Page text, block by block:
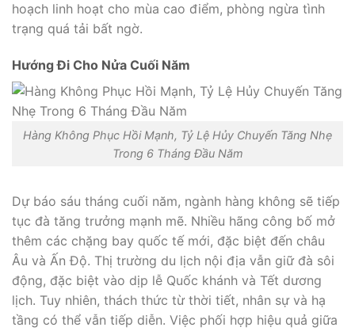
hoạch linh hoạt cho mùa cao điểm, phòng ngừa tình
trạng quá tải bất ngờ.
Hướng Đi Cho Nửa Cuối Năm
Hàng Không Phục Hồi Mạnh, Tỷ Lệ Hủy Chuyến Tăng Nhẹ
Trong 6 Tháng Đầu Năm
Dự báo sáu tháng cuối năm, ngành hàng không sẽ tiếp
tục đà tăng trưởng mạnh mẽ. Nhiều hãng công bố mở
thêm các chặng bay quốc tế mới, đặc biệt đến châu
Âu và Ấn Độ. Thị trường du lịch nội địa vẫn giữ đà sôi
động, đặc biệt vào dịp lễ Quốc khánh và Tết dương
lịch. Tuy nhiên, thách thức từ thời tiết, nhân sự và hạ
tầng có thể vẫn tiếp diễn. Việc phối hợp hiệu quả giữa